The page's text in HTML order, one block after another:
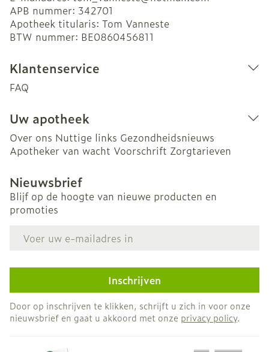
APB nummer: 342701
Apotheek titularis: Tom Vanneste
BTW nummer: BE0860456811
Klantenservice
FAQ
Uw apotheek
Over ons Nuttige links Gezondheidsnieuws
Apotheker van wacht Voorschrift Zorgtarieven
Nieuwsbrief
Blijf op de hoogte van nieuwe producten en
promoties
Inschrijven
Door op inschrijven te klikken, schrijft u zich in voor onze
nieuwsbrief en gaat u akkoord met onze privacy policy.